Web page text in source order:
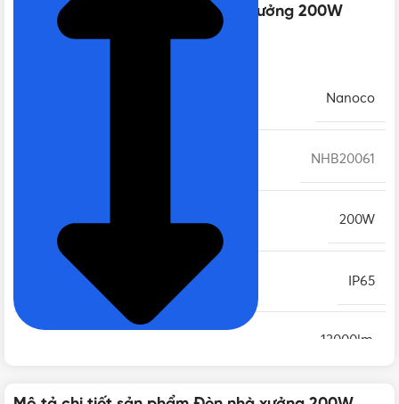
Thông số kỹ thuật của Đèn nhà xưởng 200W
Nanoco NHB20061 26000lm
Nanoco
NHB20061
CÔNG SUẤT 200W
CẤP BẢO VỆ IP65
13000lm